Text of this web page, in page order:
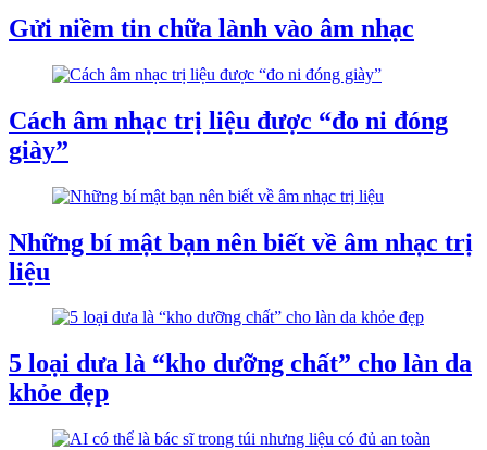
Gửi niềm tin chữa lành vào âm nhạc
Cách âm nhạc trị liệu được “đo ni đóng
giày”
Những bí mật bạn nên biết về âm nhạc trị
liệu
5 loại dưa là “kho dưỡng chất” cho làn da
khỏe đẹp